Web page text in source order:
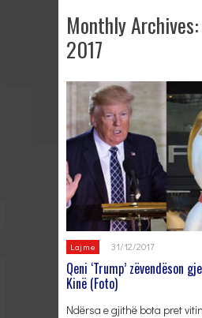
Monthly Archives:
2017
Lajme 31/12/2017
Qeni ‘Trump’ zëvendëson
Kinë (Foto)
Ndërsa e gjithë bota pret